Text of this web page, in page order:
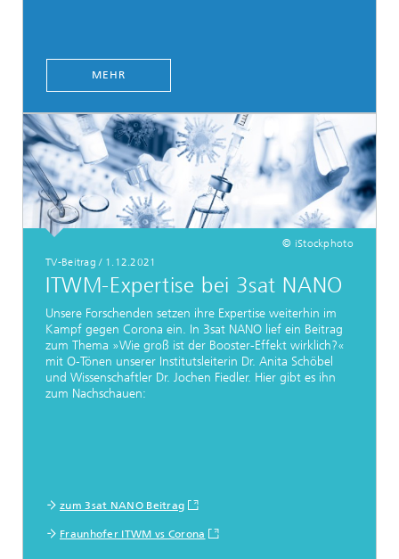
MEHR
© iStockphoto
TV-Beitrag / 1.12.2021
ITWM-Expertise bei 3sat NANO
Unsere Forschenden setzen ihre Expertise weiterhin im
Kampf gegen Corona ein. In 3sat NANO lief ein Beitrag
zum Thema »Wie groß ist der Booster-Effekt wirklich?«
mit O-Tönen unserer Institutsleiterin Dr. Anita Schöbel
und Wissenschaftler Dr. Jochen Fiedler. Hier gibt es ihn
zum Nachschauen:
zum 3sat NANO Beitrag
Fraunhofer ITWM vs Corona